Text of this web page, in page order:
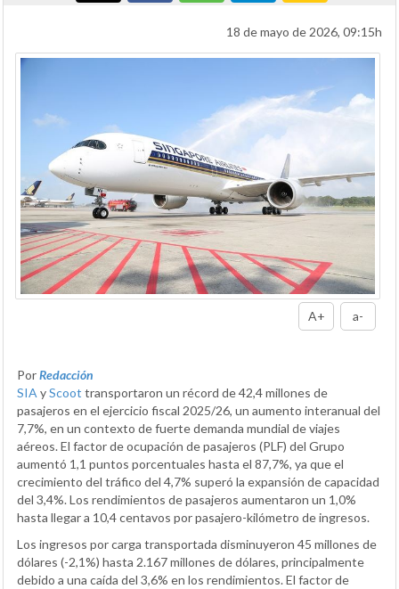
18 de mayo de 2026, 09:15h
A+ a-
PorRedacción
SIA yScoot transportaron un récord de 42,4 millones de
pasajeros en el ejercicio fiscal 2025/26, un aumento interanual del
7,7%, en un contexto de fuerte demanda mundial de viajes
aéreos. El factor de ocupación de pasajeros (PLF) del Grupo
aumentó 1,1 puntos porcentuales hasta el 87,7%, ya que el
crecimiento del tráfico del 4,7% superó la expansión de capacidad
del 3,4%. Los rendimientos de pasajeros aumentaron un 1,0%
hasta llegar a 10,4 centavos por pasajero-kilómetro de ingresos.
Los ingresos por carga transportada disminuyeron 45 millones de
dólares (-2,1%) hasta 2.167 millones de dólares, principalmente
debido a una caída del 3,6% en los rendimientos. El factor de